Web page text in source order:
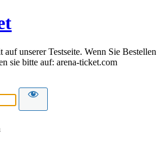
auf unserer Testseite. Wenn Sie Bestellen
sie bitte auf: arena-ticket.com